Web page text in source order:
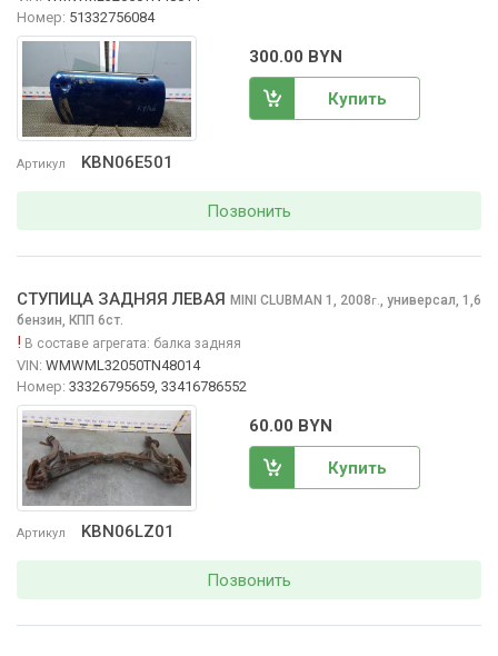
Артикул KBN06E501
Номер: 51332756084
300.00 BYN
Купить
Позвонить
Артикул KBN06LZ01
СТУПИЦА ЗАДНЯЯ ЛЕВАЯ MINI CLUBMAN 1, 2008г. универсал, 1,6
бензин, КПП 6ст.
! В составе агрегата: балка задняя
VIN: WMWML32050TN48014
Номер: 33326795659, 33416786552
60.00 BYN
Купить
Позвонить